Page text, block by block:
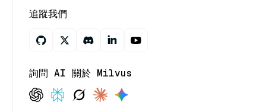
追蹤我們
詢問 AI 關於 Milvus